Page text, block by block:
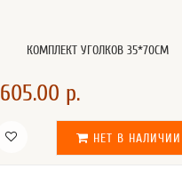
КОМПЛЕКТ УГОЛКОВ 35*70СМ
605.00 р.
НЕТ В НАЛИЧИИ